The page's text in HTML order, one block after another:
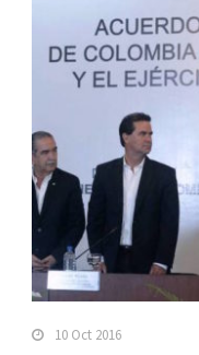
10 Oct 2016